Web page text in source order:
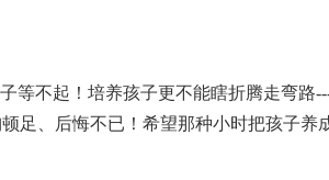
等不起！培养孩子更不能瞎折腾走弯路
足、后悔不已！希望那种小时把孩子养